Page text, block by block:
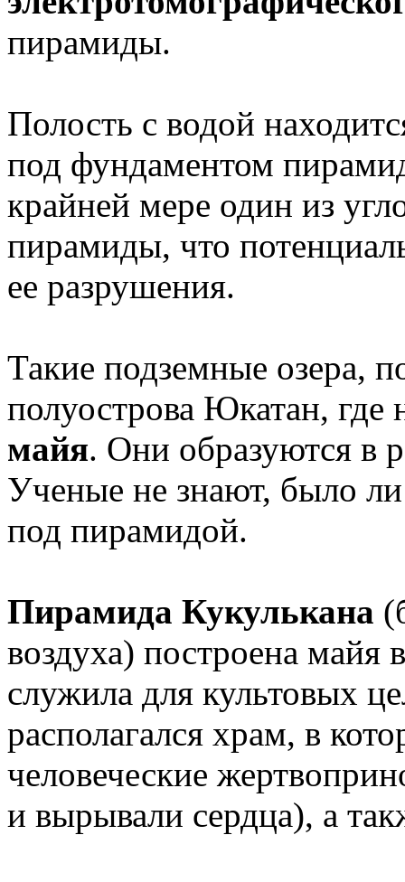
пирамиды.
Полость с водой
под фундаментом
крайней мере один из
пирамиды, что
ее разрушения.
Такие подземные озера,
полуострова Юкатан, где
майя. Они образуются в
Ученые не знают, было
под пирамидой.
Пирамида Кукулькана
воздуха) построена
служила для культовых
располагался храм, в
человеческие
и вырывали сердца), а